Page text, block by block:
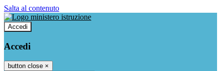
Salta al contenuto
Accedi
Accedi
button close ×